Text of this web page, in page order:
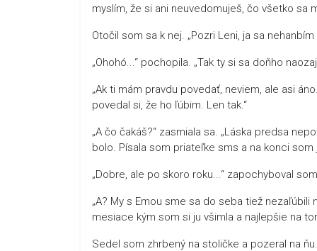
myslím, že si ani neuvedomuješ, čo všetko sa
Otočil som sa k nej. „Pozri Leni, ja sa
„Ohohó...“ pochopila. „Tak ty si sa doňho
„Ak ti mám pravdu povedať, neviem, ale asi
povedal si, že ho ľúbim. Len tak.“
„A čo čakáš?“ zasmiala sa. „Láska predsa
bolo. Písala som priateľke sms a na konci
„Dobre, ale po skoro roku...“ zapochyboval
„A? My s Emou sme sa do seba tiež
mesiace kým som si ju všimla a najlepšie na
Sedel som zhrbený na stoličke a pozeral na